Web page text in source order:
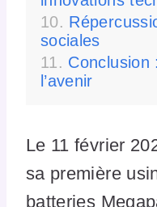
sociales
Conclusion
l’avenir
Le 11 février
sa première
batteries